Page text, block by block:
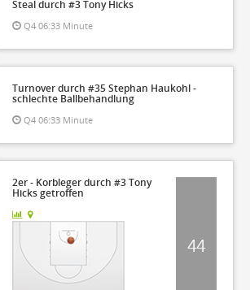
Steal durch #3 Tony Hicks
Q4 06:33 Minute
Turnover durch #35 Stephan Haukohl -
schlechte Ballbehandlung
Q4 06:33 Minute
2er - Korbleger durch #3 Tony
Hicks getroffen
44